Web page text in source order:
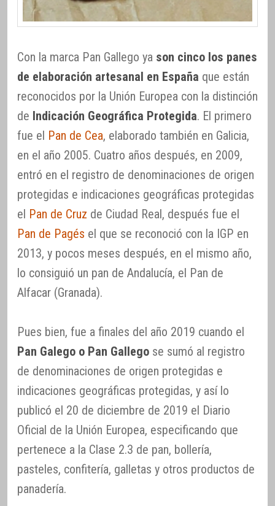
Con la marca Pan Gallego ya son cinco los panes
de elaboración artesanal en España que están
reconocidos por la Unión Europea con la distinción
de Indicación Geográfica Protegida. El primero
fue el Pan de Cea, elaborado también en Galicia,
en el año 2005. Cuatro años después, en 2009,
entró en el registro de denominaciones de origen
protegidas e indicaciones geográficas protegidas
el Pan de Cruz de Ciudad Real, después fue el
Pan de Pagés el que se reconoció con la IGP en
2013, y pocos meses después, en el mismo año,
lo consiguió un pan de Andalucía, el Pan de
Alfacar (Granada).
Pues bien, fue a finales del año 2019 cuando el
Pan Galego o Pan Gallego se sumó al registro
de denominaciones de origen protegidas e
indicaciones geográficas protegidas, y así lo
publicó el 20 de diciembre de 2019 el Diario
Oficial de la Unión Europea, especificando que
pertenece a la Clase 2.3 de pan, bollería,
pasteles, confitería, galletas y otros productos de
panadería.